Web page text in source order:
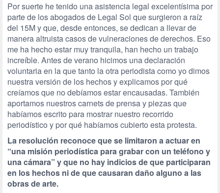
Por suerte he tenido una asistencia legal excelentísima por
parte de los abogados de Legal Sol que surgieron a raíz
del 15M y que, desde entonces, se dedican a llevar de
manera altruista casos de vulneraciones de derechos. Eso
me ha hecho estar muy tranquila, han hecho un trabajo
increíble. Antes de verano hicimos una declaración
voluntaria en la que tanto la otra periodista como yo dimos
nuestra versión de los hechos y explicamos por qué
creíamos que no debíamos estar encausadas. También
aportamos nuestros carnets de prensa y piezas que
habíamos escrito para mostrar nuestro recorrido
periodístico y por qué habíamos cubierto esta protesta.
La resolución reconoce que se limitaron a actuar en
“una misión periodística para grabar con un teléfono y
una cámara” y que no hay indicios de que participaran
en los hechos ni de que causaran daño alguno a las
obras de arte.